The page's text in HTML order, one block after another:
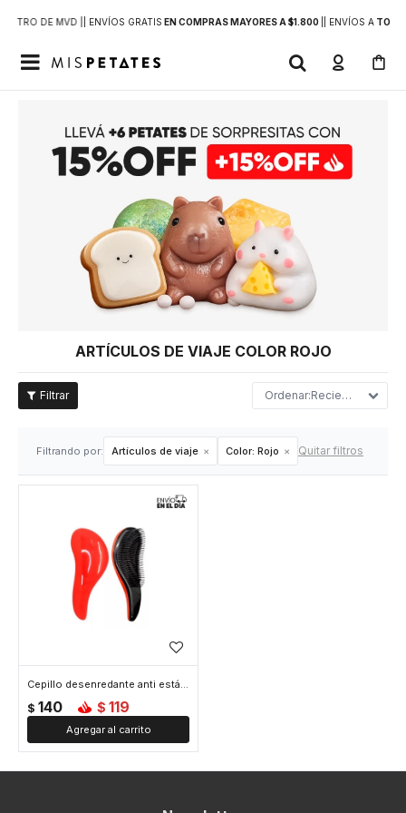
DE MVD | | ENVÍOS GRATIS EN COMPRAS MAYORES A $1.800 | ENVÍOS ATODO

ARTÍCULOS DE VIAJE COLOR ROJO
Recientes
Filtrando por: Artículos de viaje Color: Rojo Quitar filtros
Cepillo desenredante anti estática - Rojo
$ 140 $ 119